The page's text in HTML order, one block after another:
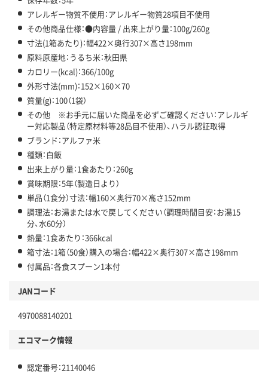
アレルギー物質不使用：アレルギー物質28項目不使用
その他商品仕様：●内容量 / 出来上がり量：100g/260g
寸法(1箱あたり)：幅422×奥行307×高さ198mm
原料原産地：うるち米：秋田県
カロリー(kcal)：366/100g
外形寸法(mm)：152×160×70
質量(g)：100（1袋）
その他 ※お手元に届いた商品を必ずご確認ください：アレルギ
ー対応製品（特定原材料等28品目不使用）、ハラル認証取得
ブランド：アルファ米
種類：白飯
出来上がり量：1食あたり：260g
賞味期限：5年（製造日より）
単品（1食分）寸法：幅160×奥行70×高さ152mm
調理法：お湯または水で戻してください（調理時間目安：お湯15
分、水60分）
熱量：1食あたり：366kcal
箱寸法：1箱（50食）購入の場合：幅422×奥行307×高さ198mm
付属品：各食スプーン1本付
JANコード
4970088140201
エコマーク情報
認定番号：21140046